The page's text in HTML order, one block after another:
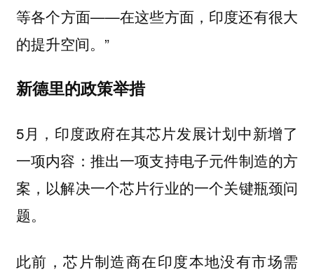
等各个方面——在这些方面，印度还有很大
的提升空间。”
新德里的政策举措
5月，印度政府在其芯片发展计划中新增了
一项内容：推出一项支持电子元件制造的方
案，以解决一个芯片行业的一个关键瓶颈问
题。
此前，芯片制造商在印度本地没有市场需